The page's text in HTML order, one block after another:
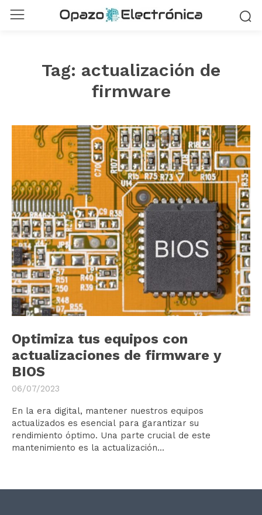
Tag: actualización de
firmware
Optimiza tus equipos con
actualizaciones de firmware y
BIOS
06/07/2023
En la era digital, mantener nuestros equipos
actualizados es esencial para garantizar su
rendimiento óptimo. Una parte crucial de este
mantenimiento es la actualización...